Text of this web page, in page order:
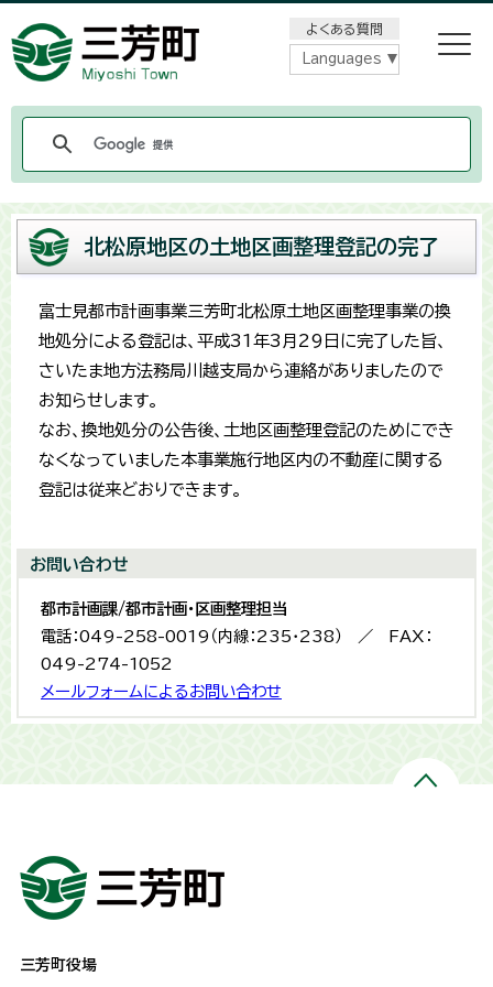
よくある質問
Languages
北松原地区の土地区画整理登記の完了
富士見都市計画事業三芳町北松原土地区画整理事業の換
地処分による登記は、平成31年3月29日に完了した旨、
さいたま地方法務局川越支局から連絡がありましたので
お知らせします。
なお、換地処分の公告後、土地区画整理登記のためにでき
なくなっていました本事業施行地区内の不動産に関する
登記は従来どおりできます。
お問い合わせ
都市計画課/都市計画・区画整理担当
電話：049-258-0019（内線：235・238） ／ FAX：
049-274-1052
メールフォームによるお問い合わせ
三芳町役場